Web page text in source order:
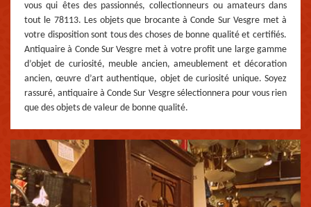
vous qui êtes des passionnés, collectionneurs ou amateurs dans
tout le 78113. Les objets que brocante à Conde Sur Vesgre met à
votre disposition sont tous des choses de bonne qualité et certifiés.
Antiquaire à Conde Sur Vesgre met à votre profit une large gamme
d’objet de curiosité, meuble ancien, ameublement et décoration
ancien, œuvre d’art authentique, objet de curiosité unique. Soyez
rassuré, antiquaire à Conde Sur Vesgre sélectionnera pour vous rien
que des objets de valeur de bonne qualité.